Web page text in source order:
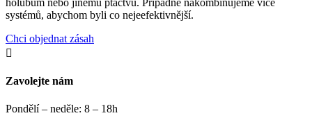
holubům nebo jinému ptactvu. Případně nakombinujeme více
systémů, abychom byli co nejeefektivnější.
Chci objednat zásah

Zavolejte nám
Pondělí – neděle: 8 – 18h